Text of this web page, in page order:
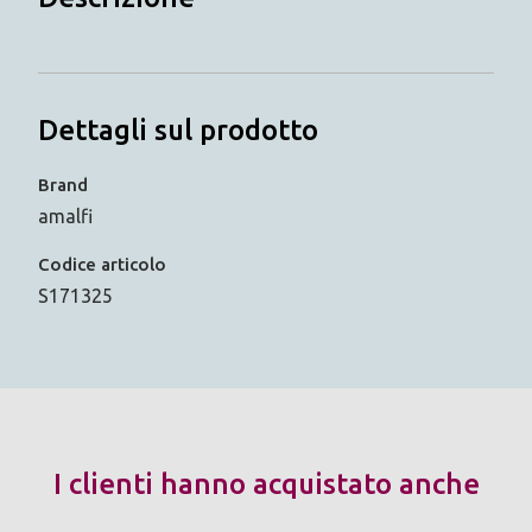
Dettagli sul prodotto
Brand
amalfi
Codice articolo
S171325
I clienti hanno acquistato anche